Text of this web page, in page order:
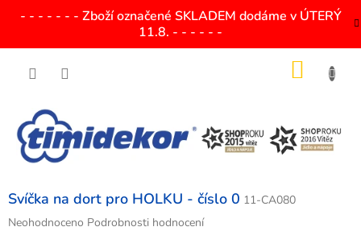
- - - - - - - Zboží označené SKLADEM dodáme v ÚTERÝ
11.8. - - - - - -
Svíčka na dort pro HOLKU - číslo 0 11-CA080
Průměrné
Neohodnoceno Podrobnosti hodnocení